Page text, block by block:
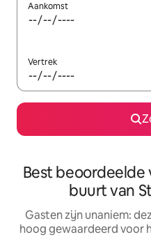
Aankomst
Vertrek
Best beoordeelde
buurt van
Gasten zijn unaniem:
hoog gewaardeerd voor